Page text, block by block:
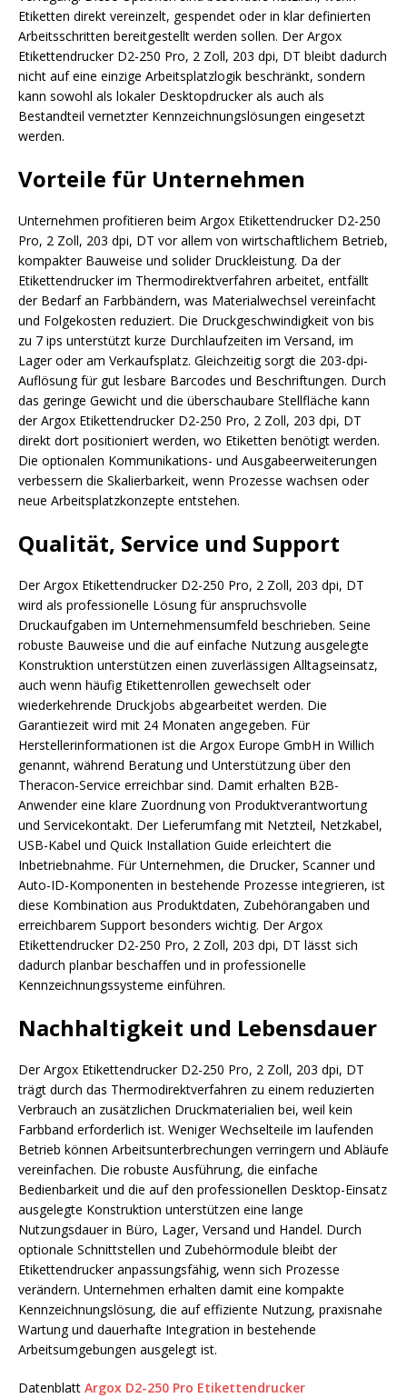
Etiketten direkt vereinzelt, gespendet oder in klar definierten
Arbeitsschritten bereitgestellt werden sollen. Der Argox
Etikettendrucker D2-250 Pro, 2 Zoll, 203 dpi, DT bleibt dadurch
nicht auf eine einzige Arbeitsplatzlogik beschränkt, sondern
kann sowohl als lokaler Desktopdrucker als auch als
Bestandteil vernetzter Kennzeichnungslösungen eingesetzt
werden.
Vorteile für Unternehmen
Unternehmen profitieren beim Argox Etikettendrucker D2-250
Pro, 2 Zoll, 203 dpi, DT vor allem von wirtschaftlichem Betrieb,
kompakter Bauweise und solider Druckleistung. Da der
Etikettendrucker im Thermodirektverfahren arbeitet, entfällt
der Bedarf an Farbbändern, was Materialwechsel vereinfacht
und Folgekosten reduziert. Die Druckgeschwindigkeit von bis
zu 7 ips unterstützt kurze Durchlaufzeiten im Versand, im
Lager oder am Verkaufsplatz. Gleichzeitig sorgt die 203-dpi-
Auflösung für gut lesbare Barcodes und Beschriftungen. Durch
das geringe Gewicht und die überschaubare Stellfläche kann
der Argox Etikettendrucker D2-250 Pro, 2 Zoll, 203 dpi, DT
direkt dort positioniert werden, wo Etiketten benötigt werden.
Die optionalen Kommunikations- und Ausgabeerweiterungen
verbessern die Skalierbarkeit, wenn Prozesse wachsen oder
neue Arbeitsplatzkonzepte entstehen.
Qualität, Service und Support
Der Argox Etikettendrucker D2-250 Pro, 2 Zoll, 203 dpi, DT
wird als professionelle Lösung für anspruchsvolle
Druckaufgaben im Unternehmensumfeld beschrieben. Seine
robuste Bauweise und die auf einfache Nutzung ausgelegte
Konstruktion unterstützen einen zuverlässigen Alltagseinsatz,
auch wenn häufig Etikettenrollen gewechselt oder
wiederkehrende Druckjobs abgearbeitet werden. Die
Garantiezeit wird mit 24 Monaten angegeben. Für
Herstellerinformationen ist die Argox Europe GmbH in Willich
genannt, während Beratung und Unterstützung über den
Theracon-Service erreichbar sind. Damit erhalten B2B-
Anwender eine klare Zuordnung von Produktverantwortung
und Servicekontakt. Der Lieferumfang mit Netzteil, Netzkabel,
USB-Kabel und Quick Installation Guide erleichtert die
Inbetriebnahme. Für Unternehmen, die Drucker, Scanner und
Auto-ID-Komponenten in bestehende Prozesse integrieren, ist
diese Kombination aus Produktdaten, Zubehörangaben und
erreichbarem Support besonders wichtig. Der Argox
Etikettendrucker D2-250 Pro, 2 Zoll, 203 dpi, DT lässt sich
dadurch planbar beschaffen und in professionelle
Kennzeichnungssysteme einführen.
Nachhaltigkeit und Lebensdauer
Der Argox Etikettendrucker D2-250 Pro, 2 Zoll, 203 dpi, DT
trägt durch das Thermodirektverfahren zu einem reduzierten
Verbrauch an zusätzlichen Druckmaterialien bei, weil kein
Farbband erforderlich ist. Weniger Wechselteile im laufenden
Betrieb können Arbeitsunterbrechungen verringern und Abläufe
vereinfachen. Die robuste Ausführung, die einfache
Bedienbarkeit und die auf den professionellen Desktop-Einsatz
ausgelegte Konstruktion unterstützen eine lange
Nutzungsdauer in Büro, Lager, Versand und Handel. Durch
optionale Schnittstellen und Zubehörmodule bleibt der
Etikettendrucker anpassungsfähig, wenn sich Prozesse
verändern. Unternehmen erhalten damit eine kompakte
Kennzeichnungslösung, die auf effiziente Nutzung, praxisnahe
Wartung und dauerhafte Integration in bestehende
Arbeitsumgebungen ausgelegt ist.
Datenblatt Argox D2-250 Pro Etikettendrucker